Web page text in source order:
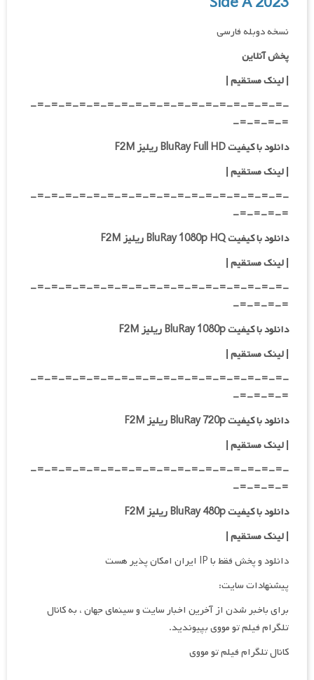
نسخه دوبله فارسی
پخش آنلاین
| لینک مستقیم|
-=-=-=-=-=-=-=-=-=-=-=-=-=-=-=-=-=-=-
=-=-=-=-
دانلود با کیفیت BluRay Full HD ریلیز F2M
|لینک مستقیم|
-=-=-=-=-=-=-=-=-=-=-=-=-=-=-=-=-=-=-
=-=-=-=-
دانلود با کیفیت BluRay 1080p HQ ریلیز F2M
|لینک مستقیم|
-=-=-=-=-=-=-=-=-=-=-=-=-=-=-=-=-=-=-
=-=-=-=-
دانلود با کیفیت BluRay 1080p ریلیز F2M
|لینک مستقیم|
-=-=-=-=-=-=-=-=-=-=-=-=-=-=-=-=-=-=-
=-=-=-=-
دانلود با کیفیت BluRay 720p ریلیز F2M
| لینک مستقیم|
-=-=-=-=-=-=-=-=-=-=-=-=-=-=-=-=-=-=-
=-=-=-=-
دانلود با کیفیت BluRay 480p ریلیز F2M
| لینک مستقیم|
دانلود و پخش فقط با IP ایران امکان پذیر هست
پیشنهادات سایت:
برای باخبر شدن از آخرین اخبار سایت و سینمای جهان ، به کانال
تلگرام فیلم تو مووی بپیوندید.
کانال تلگرام فیلم تو مووی